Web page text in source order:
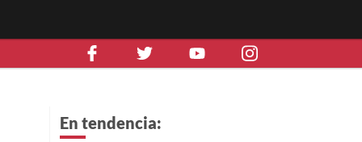
En tendencia: